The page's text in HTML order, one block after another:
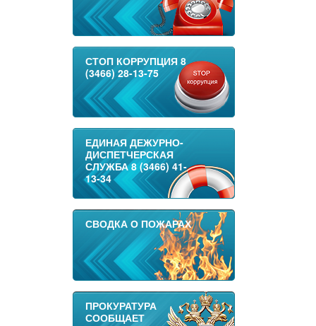
СТОП КОРРУПЦИЯ 8
(3466) 28-13-75
ЕДИНАЯ ДЕЖУРНО-
ДИСПЕТЧЕРСКАЯ
СЛУЖБА 8 (3466) 41-
13-34
СВОДКА О ПОЖАРАХ
ПРОКУРАТУРА
СООБЩАЕТ